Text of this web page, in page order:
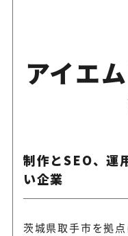
アイエ
制作とSEO、運
い企業
茨城県取手市を拠